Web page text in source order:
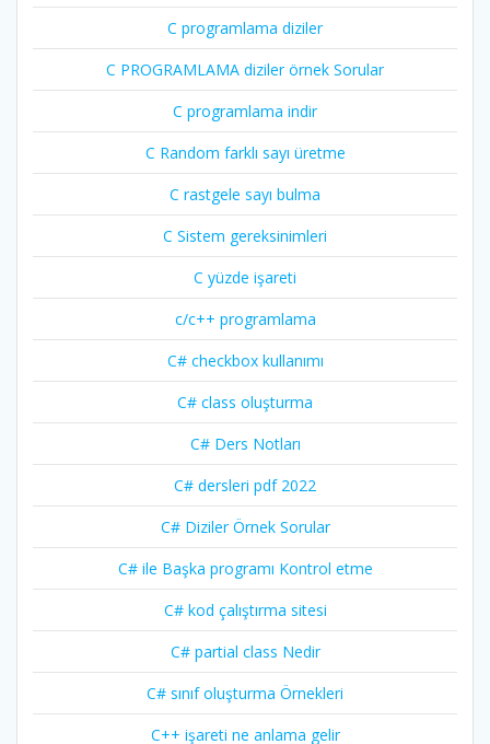
C programlama diziler
C PROGRAMLAMA diziler örnek Sorular
C programlama indir
C Random farklı sayı üretme
C rastgele sayı bulma
C Sistem gereksinimleri
C yüzde işareti
c/c++ programlama
C# checkbox kullanımı
C# class oluşturma
C# Ders Notları
C# dersleri pdf 2022
C# Diziler Örnek Sorular
C# ile Başka programı Kontrol etme
C# kod çalıştırma sitesi
C# partial class Nedir
C# sınıf oluşturma Örnekleri
C++ işareti ne anlama gelir